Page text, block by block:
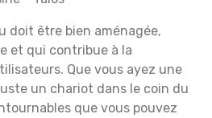
doit être bien aménagée,
et qui contribue à la
Que vous ayez une
un chariot dans le coin du
que vous pouvez